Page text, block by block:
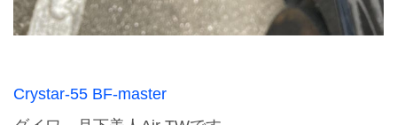
Crystar-55 BF-master